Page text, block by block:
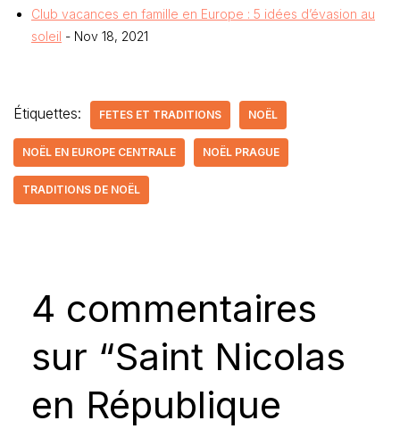
Club vacances en famille en Europe : 5 idées d’évasion au
soleil - Nov 18, 2021
Étiquettes: FETES ET TRADITIONS NOËL
NOËL EN EUROPE CENTRALE NOËL PRAGUE
TRADITIONS DE NOËL
4 commentaires
sur “Saint Nicolas
en République